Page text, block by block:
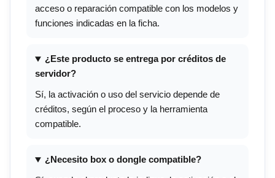
acceso o reparación compatible con los modelos y
funciones indicadas en la ficha.
¿Este producto se entrega por créditos de
servidor?
Sí, la activación o uso del servicio depende de
créditos, según el proceso y la herramienta
compatible.
¿Necesito box o dongle compatible?